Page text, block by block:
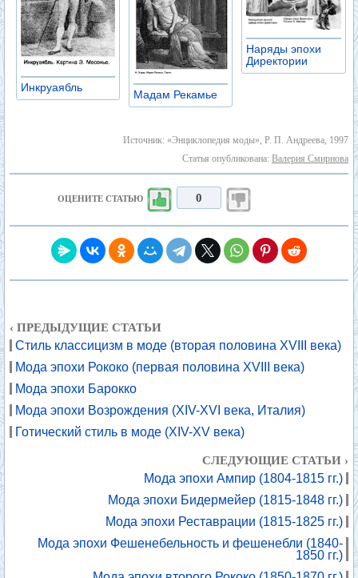
Инкруаябль
Мадам Рекамье
Наряды эпохи
Директории
Источник: «Энциклопедия моды», Р. П. Андреева, 1997
Статья опубликована: Валерия Смирнова
ОЦЕНИТЕ СТАТЬЮ 0
‹ ПРЕДЫДУЩИЕ СТАТЬИ
Стиль классицизм в моде (вторая половина XVIII века)
Мода эпохи Рококо (первая половина XVIII века)
Мода эпохи Барокко
Мода эпохи Возрождения (XIV-XVI века, Италия)
Готический стиль в моде (XIV-XV века)
СЛЕДУЮЩИЕ СТАТЬИ ›
Мода эпохи Ампир (1804-1815 гг.)
Мода эпохи Бидермейер (1815-1848 гг.)
Мода эпохи Реставрации (1815-1825 гг.)
Мода эпохи Фешенебельность и фешенебли (1840-
1850 гг.)